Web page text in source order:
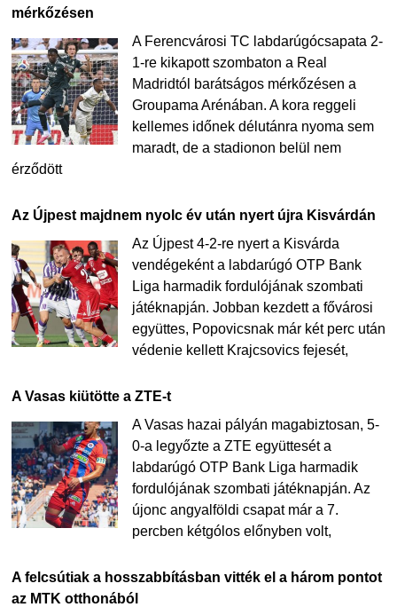
mérkőzésen
A Ferencvárosi TC labdarúgócsapata 2-
1-re kikapott szombaton a Real
Madridtól barátságos mérkőzésen a
Groupama Arénában. A kora reggeli
kellemes időnek délutánra nyoma sem
maradt, de a stadionon belül nem
érződött
Az Újpest majdnem nyolc év után nyert újra Kisvárdán
Az Újpest 4-2-re nyert a Kisvárda
vendégeként a labdarúgó OTP Bank
Liga harmadik fordulójának szombati
játéknapján. Jobban kezdett a fővárosi
együttes, Popovicsnak már két perc után
védenie kellett Krajcsovics fejesét,
A Vasas kiütötte a ZTE-t
A Vasas hazai pályán magabiztosan, 5-
0-a legyőzte a ZTE együttesét a
labdarúgó OTP Bank Liga harmadik
fordulójának szombati játéknapján. Az
újonc angyalföldi csapat már a 7.
percben kétgólos előnyben volt,
A felcsútiak a hosszabbításban vitték el a három pontot
az MTK otthonából